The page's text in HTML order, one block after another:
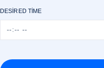
DESIRED TIME